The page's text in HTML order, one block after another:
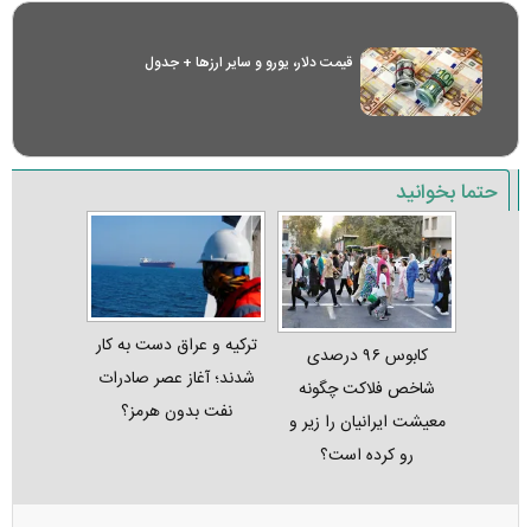
قیمت دلار، یورو و سایر ارز‌ها + جدول
حتما بخوانید
کابوس ۹۶ درصدی
شاخص فلاکت چگونه
معیشت ایرانیان را زیر و
رو کرده است؟
ترکیه و عراق دست به کار
شدند؛ آغاز عصر صادرات
نفت بدون هرمز؟